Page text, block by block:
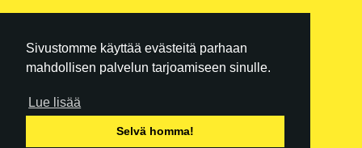
Sivustomme käyttää evästeitä parhaan
mahdollisen palvelun tarjoamiseen sinulle.
Lue lisää
Selvä homma!